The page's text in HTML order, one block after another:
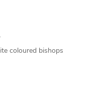
coloured bishops